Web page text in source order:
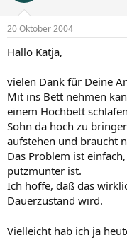
20 Oktober 2004
Hallo Katja,
vielen Dank für Deine
Mit ins Bett nehmen
einem Hochbett
Sohn da hoch zu
aufstehen und braucht
Das Problem ist
putzmunter ist.
Ich hoffe, daß das
Dauerzustand wird.
Vielleicht hab ich ja